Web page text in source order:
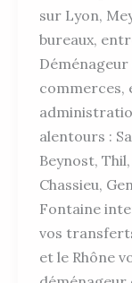
sur Lyon,
bureaux,
commerces,
alentours :
Beynost,
Chassieu,
Fontaine
vos
et le Rhône